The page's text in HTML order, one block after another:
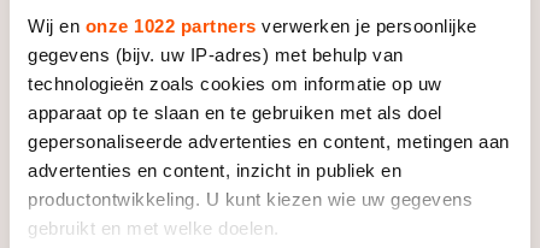
Wij en onze 1022 partners verwerken je persoonlijke
gegevens (bijv. uw IP-adres) met behulp van
technologieën zoals cookies om informatie op uw
apparaat op te slaan en te gebruiken met als doel
gepersonaliseerde advertenties en content, metingen aan
advertenties en content, inzicht in publiek en
productontwikkeling. U kunt kiezen wie uw gegevens
gebruikt en met welke doelen.
“Ik kom niet uit een schaatsfamilie. Natuurlijk werd er
wel recreatief geschaatst, er lag 200 meter van ons
huis een natuurijsbaan. Samen met mijn familie keek ik
schaatsen op tv, maar ik ben niet opgegroeid met de
insenoutsvan de sport. Daarin ben ik mezelf de
afgelopen jaren wel tegengekomen. Mijn grootste
leerpunt is dat ik mezelf serieus moet nemen, en mijn